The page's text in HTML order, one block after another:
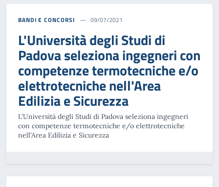
BANDI E CONCORSI 09/07/2021
L'Università degli Studi di
Padova seleziona ingegneri con
competenze termotecniche e/o
elettrotecniche nell'Area
Edilizia e Sicurezza
L'Università degli Studi di Padova seleziona ingegneri
con competenze termotecniche e/o elettrotecniche
nell'Area Edilizia e Sicurezza